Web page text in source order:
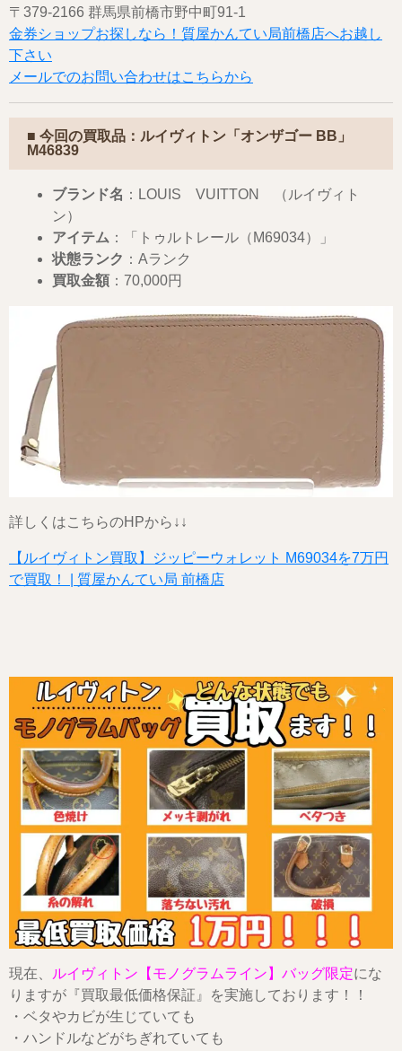
〒379-2166 群馬県前橋市野中町91-1
金券ショップお探しなら！質屋かんてい局前橋店へお越し
下さい
メールでのお問い合わせはこちらから
■ 今回の買取品：ルイヴィトン「オンザゴー BB」
M46839
ブランド名 ：LOUIS VUITTON （ルイヴィト
ン）
アイテム ：「トゥルトレール（M69034）」
状態ランク ：Aランク
買取金額 ：70,000円
詳しくはこちらのHPから↓↓
【ルイヴィトン買取】ジッピーウォレット M69034を7万円
で買取！ | 質屋かんてい局 前橋店
現在、 ルイヴィトン【モノグラムライン】バッグ限定にな
りますが『買取最低価格保証』を実施しております！！
・ベタやカビが生じていても
・ハンドルなどがちぎれていても